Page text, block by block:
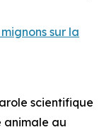
sur la
scientifique
animale au